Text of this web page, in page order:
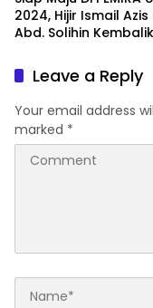
2024, Hijir Ismail Azis
Abd. Solihin
Leave a Reply
Your email address
marked *